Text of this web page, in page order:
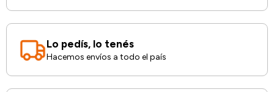
Lo pedís, lo tenés
Hacemos envíos a todo el país